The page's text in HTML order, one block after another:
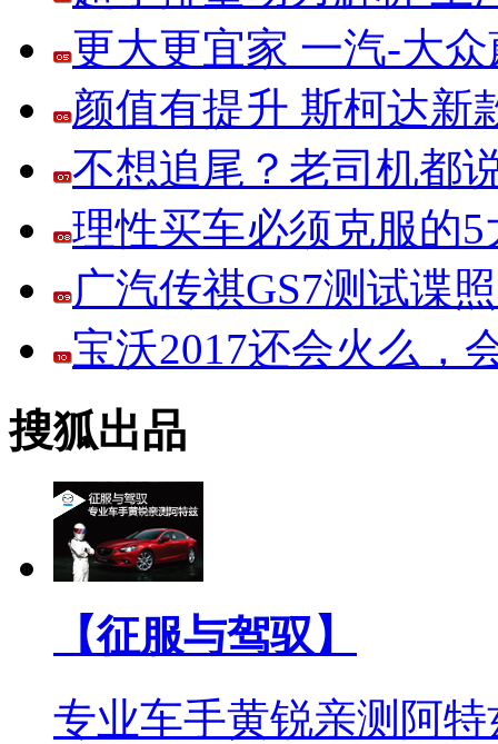
更大更宜家 一汽-大
颜值有提升 斯柯达新
不想追尾？老司机都
理性买车必须克服的5
广汽传祺GS7测试谍
宝沃2017还会火么，
搜狐出品
【征服与驾驭】
专业车手黄锐亲测阿特